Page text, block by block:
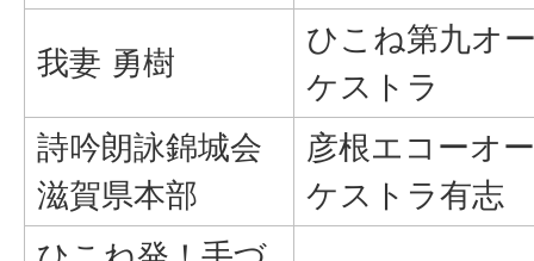
我妻 勇樹
ひこね第九オ
ケストラ
詩吟朗詠錦城会
滋賀県本部
彦根エコーオー
ケストラ有志